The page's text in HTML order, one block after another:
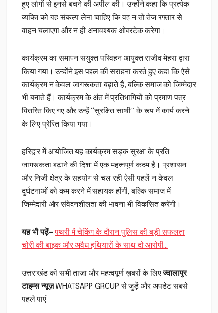
हुए लोगों से इनसे बचने की अपील की। उन्होंने कहा कि प्रत्येक
व्यक्ति को यह संकल्प लेना चाहिए कि वह न तो तेज रफ्तार से
वाहन चलाएगा और न ही अनावश्यक ओवरटेक करेगा।
कार्यक्रम का समापन संयुक्त परिवहन आयुक्त राजीव मेहरा द्वारा
किया गया। उन्होंने इस पहल की सराहना करते हुए कहा कि ऐसे
कार्यक्रम न केवल जागरूकता बढ़ाते हैं, बल्कि समाज को जिम्मेदार
भी बनाते हैं। कार्यक्रम के अंत में प्रतिभागियों को प्रमाण पत्र
वितरित किए गए और उन्हें “सुरक्षित साथी” के रूप में कार्य करने
के लिए प्रेरित किया गया।
हरिद्वार में आयोजित यह कार्यक्रम सड़क सुरक्षा के प्रति
जागरूकता बढ़ाने की दिशा में एक महत्वपूर्ण कदम है। प्रशासन
और निजी क्षेत्र के सहयोग से चल रही ऐसी पहलें न केवल
दुर्घटनाओं को कम करने में सहायक होंगी, बल्कि समाज में
जिम्मेदारी और संवेदनशीलता की भावना भी विकसित करेंगी।
यह भी पढ़ें– पथरी में चेकिंग के दौरान पुलिस की बड़ी सफलता
चोरी की बाइक और अवैध हथियारों के साथ दो आरोपी…
उत्तराखंड की सभी ताज़ा और महत्वपूर्ण ख़बरों के लिएज्वालापुर
टाइम्स न्यूज़WHATSAPP GROUP से जुड़ें और अपडेट सबसे
पहले पाएं